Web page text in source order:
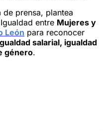
prensa, plantea
entre Mujeres y
León para reconocer
salarial, igualdad
género.